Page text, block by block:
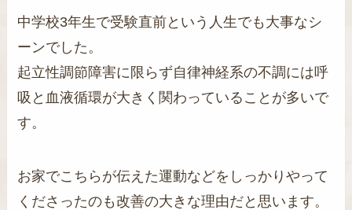
中学校3年生で受験直前という人生でも大事なシ
ーンでした。
起立性調節障害に限らず自律神経系の不調には呼
吸と血液循環が大きく関わっていることが多いで
す。
お家でこちらが伝えた運動などをしっかりやって
くださったのも改善の大きな理由だと思います。